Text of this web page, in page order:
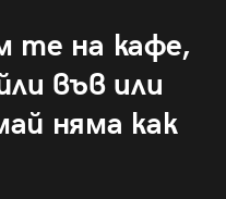
те на кафе,
във или
няма как